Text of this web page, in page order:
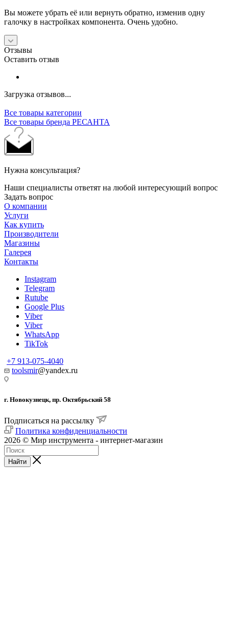
Вы можете убрать её или вернуть обратно, изменив одну
галочку в настройках компонента. Очень удобно.
Отзывы
Оставить отзыв
Загрузка отзывов...
Все товары категории
Все товары бренда РЕСАНТА
Нужна консультация?
Наши специалисты ответят на любой интересующий вопрос
Задать вопрос
О компании
Услуги
Как купить
Производители
Магазины
Галерея
Контакты
Instagram
Telegram
Rutube
Google Plus
Viber
Viber
WhatsApp
TikTok
+7 913-075-4040
toolsmir@yandex.ru
г. Новокузнецк, пр. Октябрьский 58
Подписаться на рассылку
Политика конфиденциальности
2026 © Мир инструмента - интернет-магазин
Найти